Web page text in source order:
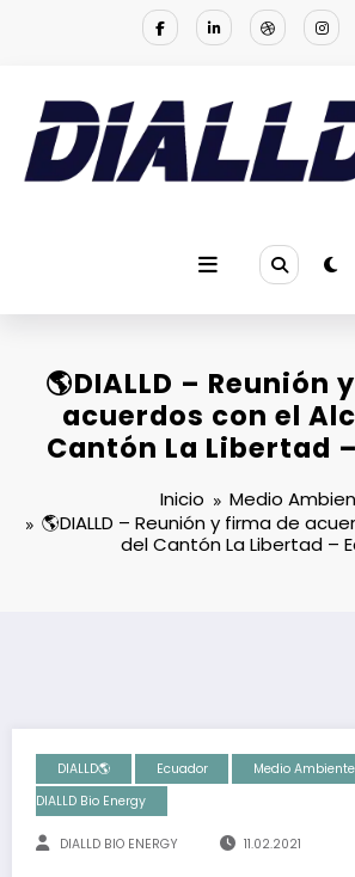
solución a los problemas
🌎DIALLD – Reunión
acuerdos con el
Cantón La Libertad
Inicio
Medio
🌎DIALLD – Reunión y firma de
del Cantón La Libertad –
DIALLD🌎 Ecuador Medio Ambiente
DIALLD Bio Energy
DIALLD BIO ENERGY 11.02.2021